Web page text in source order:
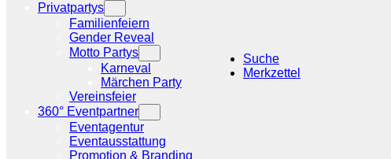
Privatpartys
Familienfeiern
Gender Reveal
Motto Partys
Karneval
Märchen Party
Vereinsfeier
360° Eventpartner
Eventagentur
Eventausstattung
Promotion & Branding
Suche
Merkzettel